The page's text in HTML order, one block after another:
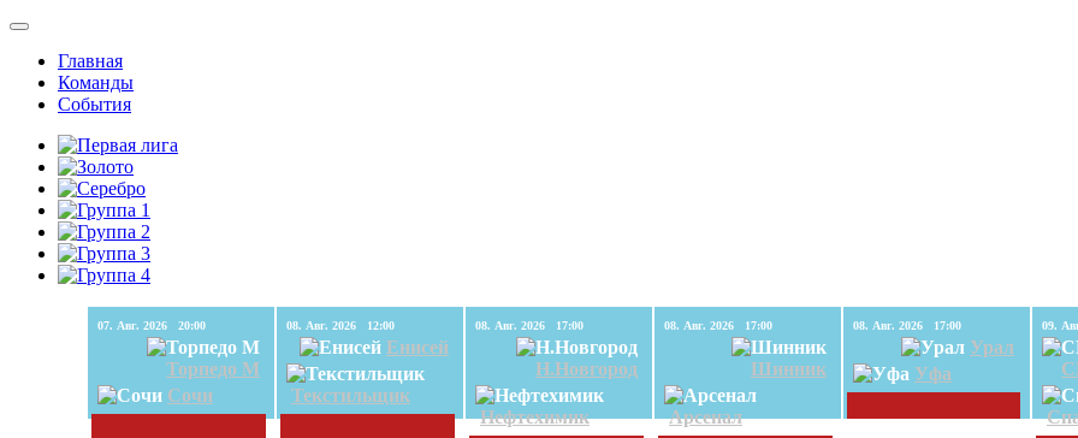
Главная
Команды
События
07. Авг. 2026 20:00
Торпедо М
Сочи
08. Авг. 2026 12:00
Енисей
Текстильщик
08. Авг. 2026 17:00
Н.Новгород
Нефтехимик
08. Авг. 2026 17:00
Шинник
Арсенал
08. Авг. 2026 17:00
Урал
Уфа